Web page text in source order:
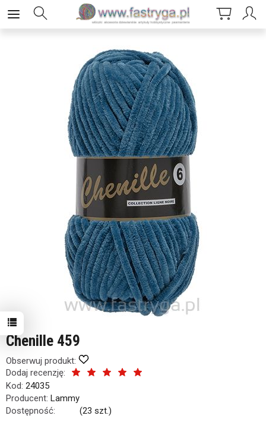
Chenille 459
Obserwuj produkt:
Dodaj recenzję:
Kod: 24035
Producent: Lammy
Dostępność:
(23 szt.)